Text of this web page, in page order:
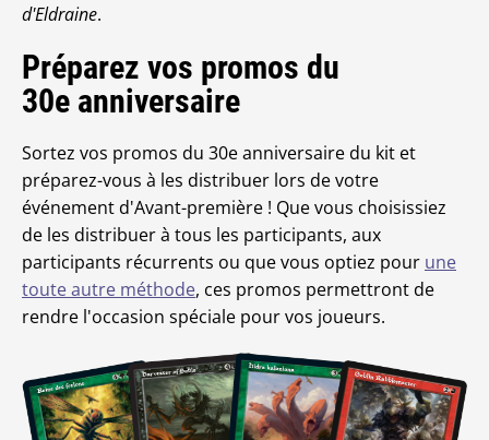
d'Eldraine.
Préparez vos promos du
30e anniversaire
Sortez vos promos du 30e anniversaire du kit et
préparez-vous à les distribuer lors de votre
événement d'Avant-première ! Que vous choisissiez
de les distribuer à tous les participants, aux
participants récurrents ou que vous optiez pour une
toute autre méthode, ces promos permettront de
rendre l'occasion spéciale pour vos joueurs.